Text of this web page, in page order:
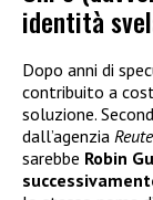
identità
Dopo anni di
contribuito a
soluzione.
dall’agenzia
sarebbe Robin